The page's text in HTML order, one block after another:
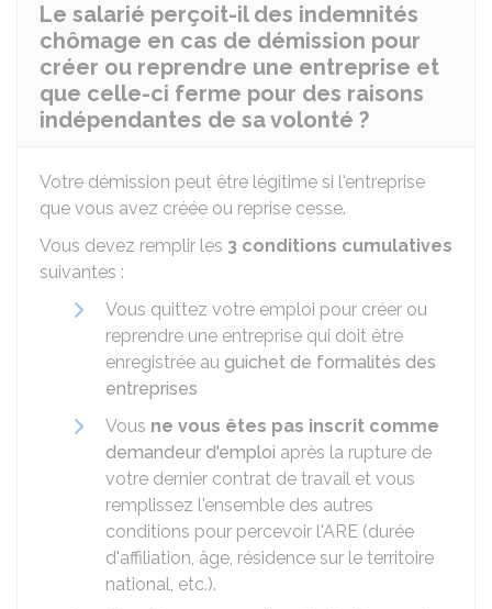
Le salarié perçoit-il des indemnités
chômage en cas de démission pour
créer ou reprendre une entreprise et
que celle-ci ferme pour des raisons
indépendantes de sa volonté ?
Votre démission peut être légitime si l'entreprise
que vous avez créée ou reprise cesse.
Vous devez remplir les 3 conditions cumulatives
suivantes :
Vous quittez votre emploi pour créer ou
reprendre une entreprise qui doit être
enregistrée au guichet de formalités des
entreprises
Vous ne vous êtes pas inscrit comme
demandeur d'emploi après la rupture de
votre dernier contrat de travail et vous
remplissez l'ensemble des autres
conditions pour percevoir l'ARE (durée
d'affiliation, âge, résidence sur le territoire
national, etc.).